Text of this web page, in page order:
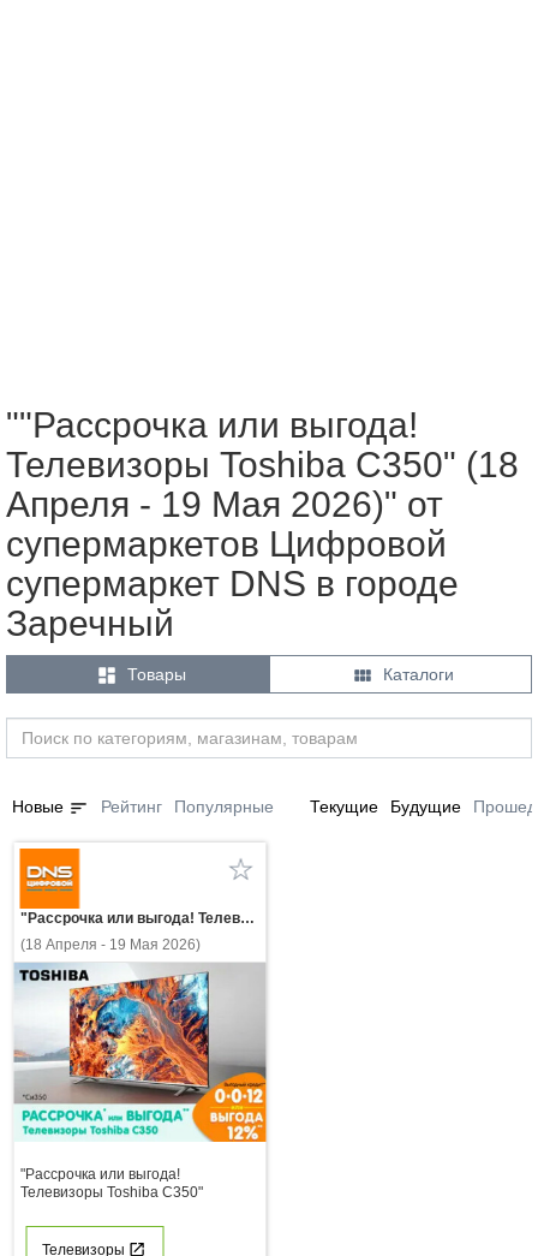
""Рассрочка или выгода!
Телевизоры Toshiba С350" (18
Апреля - 19 Мая 2026)" от
супермаркетов Цифровой
супермаркет DNS в городе
Заречный
 Товары  Каталоги
Новые sort Рейтинг Популярные Текущие Будущие
"Рассрочка или выгода! Телевизоры Toshiba С350"
(18 Апреля - 19 Мая 2026)
"Рассрочка или выгода!
Телевизоры Toshiba С350"
Телевизоры